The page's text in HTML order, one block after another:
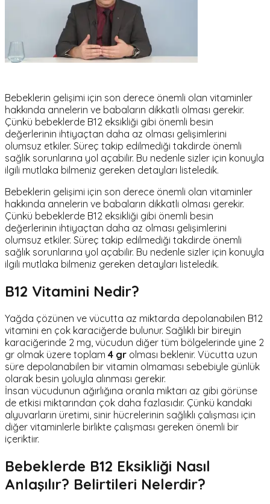
Bebeklerin gelişimi için son derece önemli olan vitaminler
hakkında annelerin ve babaların dikkatli olması gerekir.
Çünkü bebeklerde B12 eksikliği gibi önemli besin
değerlerinin ihtiyaçtan daha az olması gelişimlerini
olumsuz etkiler. Süreç takip edilmediği takdirde önemli
sağlık sorunlarına yol açabilir. Bu nedenle sizler için konuyla
ilgili mutlaka bilmeniz gereken detayları listeledik.
Bebeklerin gelişimi için son derece önemli olan vitaminler
hakkında annelerin ve babaların dikkatli olması gerekir.
Çünkü bebeklerde B12 eksikliği gibi önemli besin
değerlerinin ihtiyaçtan daha az olması gelişimlerini
olumsuz etkiler. Süreç takip edilmediği takdirde önemli
sağlık sorunlarına yol açabilir. Bu nedenle sizler için konuyla
ilgili mutlaka bilmeniz gereken detayları listeledik.
B12 Vitamini Nedir?
Yağda çözünen ve vücutta az miktarda depolanabilen B12
vitamini en çok karaciğerde bulunur. Sağlıklı bir bireyin
karaciğerinde 2 mg, vücudun diğer tüm bölgelerinde yine 2
gr olmak üzere toplam 4 gr olması beklenir. Vücutta uzun
süre depolanabilen bir vitamin olmaması sebebiyle günlük
olarak besin yoluyla alınması gerekir.
İnsan vücudunun ağırlığına oranla miktarı az gibi görünse
de etkisi miktarından çok daha fazlasıdır. Çünkü kandaki
alyuvarların üretimi, sinir hücrelerinin sağlıklı çalışması için
diğer vitaminlerle birlikte çalışması gereken önemli bir
içeriktiır.
Bebeklerde B12 Eksikliği Nasıl
Anlaşılır? Belirtileri Nelerdir?